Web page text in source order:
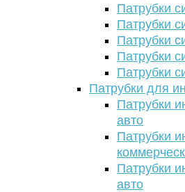
Патрубки
Патрубки
Патрубки
Патрубки
Патрубки
Патрубки для
Патрубки
авто
Патрубки
Патрубки
авто